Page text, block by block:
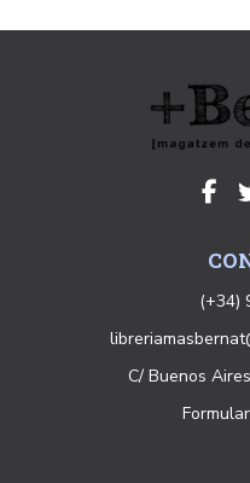
(+34)
C/ Buenos